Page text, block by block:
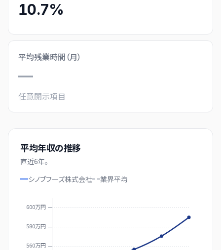
10.7%
平均残業時間（月）
—
任意開示項目
平均年収の推移
直近6年。
シノブフーズ株式会社
業界平均
560万円
580万円
600万円